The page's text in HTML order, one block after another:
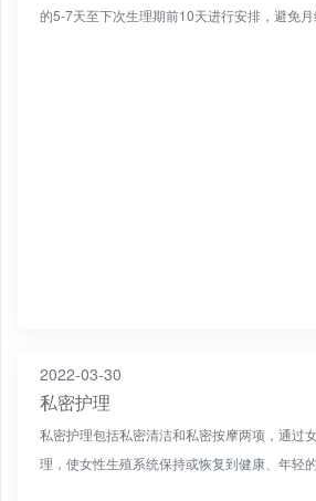
的5-7天至下次生理期前10天进行安排，避免
2022-03-30
私密护理
私密护理包括私密清洁和私密按摩两项，通过
理，使女性生殖系统保持或恢复到健康、年轻的